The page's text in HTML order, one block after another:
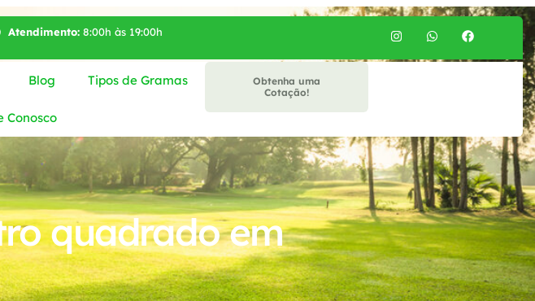
Atendimento:8:00h às 19:00h
Blog Tipos de Gramas
Conosco
Obtenha uma
Cotação!
quadrado em